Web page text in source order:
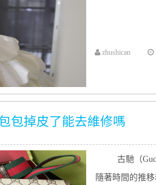
zhushican
包掉皮了能去維修嗎
古馳（
隨著時間的推